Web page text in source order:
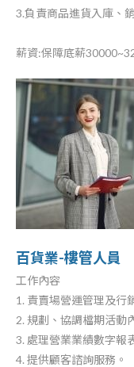
3.負責商品進貨入庫、
薪資:保障底薪
百貨業-樓管人員
工作內容
1. 責賣場營運管理及行
2. 規劃、協調檔期活動
3. 處理營業業績數字報
4. 提供顧客諮詢服務。